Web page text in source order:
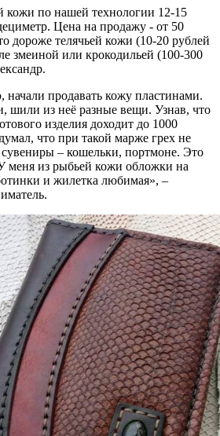
кожи по нашей технологии 12-15
Цена на продажу - от 50
дороже телячьей кожи (10-20 рублей
змеиной или крокодильей (100-300
продавать кожу пластинами.
шили из неё разные вещи. Узнав, что
изделия доходит до 1000
что при такой марже грех не
– кошельки, портмоне. Это
меня из рыбьей кожи обложки на
и жилетка любимая», –